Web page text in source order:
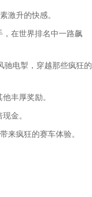
激升的快感。
在世界排名中一路飙
驰电掣，穿越那些疯狂的
丰厚奖励。
金。
来疯狂的赛车体验。